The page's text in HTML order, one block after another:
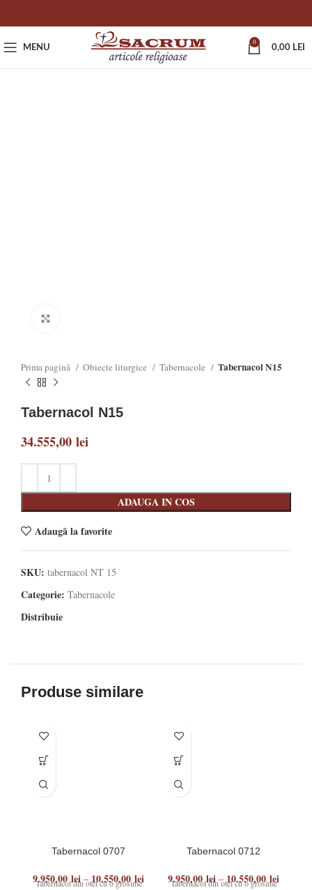
MENU
0
0,00 LEI
Prima pagină Obiecte liturgice Tabernacole Tabernacol N15
Tabernacol N15
34.555,00 lei
ADAUGA IN COS
Adaugă la favorite
SKU: tabernacol NT 15
Categorie: Tabernacole
Distribuie
Produse similare
Tabernacol 0707
9.950,00lei – 10.550,00lei
Tabernacol din otel cu o grosime
Tabernacol 0712
9.950,00lei – 10.550,00lei
Tabernacol din otel cu o grosime